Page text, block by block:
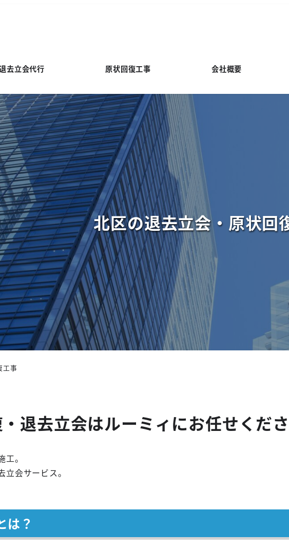
去立会代行 原状回復工事 会社概要
北区の退去立会・原状回
工事
退去立会はルーミィにお任せくだ
。
会サービス。
は？